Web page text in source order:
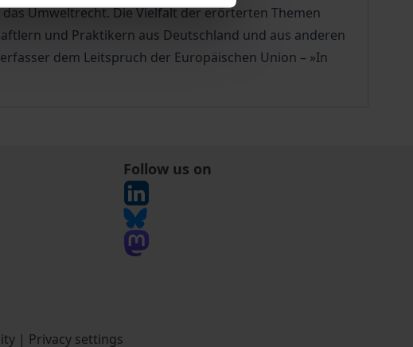
Umweltrecht. Die Vielfalt der erörterten Themen
und Praktikern aus Deutschland und aus anderen
dem Leitspruch der Europäischen Union – »In
Follow us on
| Privacy settings